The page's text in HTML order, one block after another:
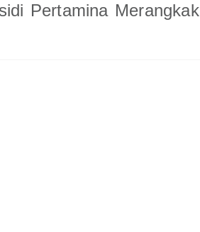
Pertamina Merangkak